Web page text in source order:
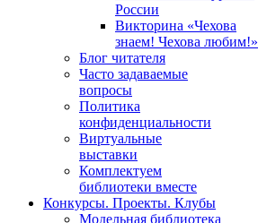
России
Викторина «Чехова
знаем! Чехова любим!»
Блог читателя
Часто задаваемые
вопросы
Политика
конфиденциальности
Виртуальные
выставки
Комплектуем
библиотеки вместе
Конкурсы. Проекты. Клубы
Модельная библиотека